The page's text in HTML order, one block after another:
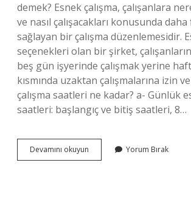
demek? Esnek çalışma, çalışanlara
ve nasıl çalışacakları konusunda
sağlayan bir çalışma düzenlemesidir.
seçenekleri olan bir şirket,
beş gün işyerinde çalışmak yerine
kısmında uzaktan çalışmalarına izin
çalışma saatleri ne kadar? a- Günlük
saatleri: başlangıç ​​ve bitiş saatleri, 8…
Devamını okuyun
Program
Yorum Bırak